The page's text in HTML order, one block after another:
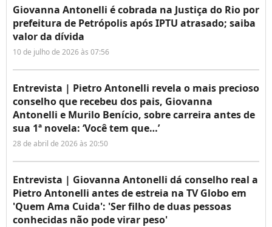
Giovanna Antonelli é cobrada na Justiça do Rio por
prefeitura de Petrópolis após IPTU atrasado; saiba
valor da dívida
10 de julho de 2026 às 07:56
Entrevista | Pietro Antonelli revela o mais precioso
conselho que recebeu dos pais, Giovanna
Antonelli e Murilo Benício, sobre carreira antes de
sua 1ª novela: ‘Você tem que…’
28 de abril de 2026 às 20:50
Entrevista | Giovanna Antonelli dá conselho real a
Pietro Antonelli antes de estreia na TV Globo em
'Quem Ama Cuida': 'Ser filho de duas pessoas
conhecidas não pode virar peso'